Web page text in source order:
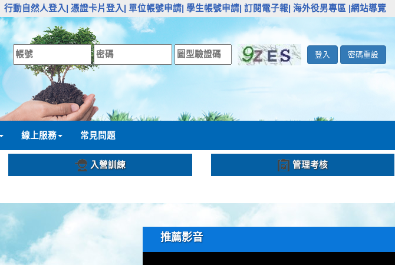
行動自然人登入| 憑證卡片登入| 單位帳號申請| 學生帳號申請| 訂閱電子報| 海外役男專區 |網站導覽
登入 密碼重設
線上服務 常見問題
入營訓練 管理考核
推薦影音